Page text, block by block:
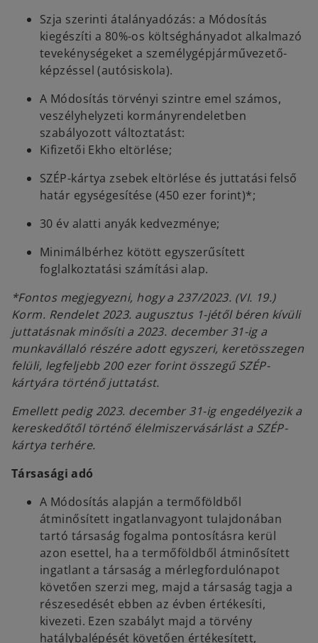
Szja szerinti átalányadózás: a Módosítás
kiegészíti a 80%-os költséghányadot alkalmazó
tevekénységeket a személygépjárművezető-
képzéssel (autósiskola).
A Módosítás törvényi szintre emel számos,
veszélyhelyzeti kormányrendeletben
szabályozott változtatást:
Kifizetői Ekho eltörlése;
SZÉP-kártya zsebek eltörlése és juttatási felső
határ egységesítése (450 ezer forint)*;
30 év alatti anyák kedvezménye;
Minimálbérhez kötött egyszerűsített
foglalkoztatási számítási alap.
*Fontos megjegyezni, hogy a 237/2023. (VI. 19.)
Korm. Rendelet 2023. augusztus 1-jétől béren kívüli
juttatásnak minősíti a 2023. december 31-ig a
munkavállaló részére adott egyszeri, keretösszegen
felüli, legfeljebb 200 ezer forint összegű SZÉP-
kártyára történő juttatást.
Emellett pedig 2023. december 31-ig engedélyezik a
kereskedőtől történő élelmiszervásárlást a SZÉP-
kártya terhére.
Társasági adó
A Módosítás alapján a termőföldből
átminősített ingatlanvagyont tulajdonában
tartó társaság fogalma pontosításra kerül
azon esettel, ha a termőföldből átminősített
ingatlant a társaság a mérlegfordulónapot
követően szerzi meg, majd a társaság tagja a
részesedését ebben az évben értékesíti,
kivezeti. Ezen szabályt majd a törvény
hatálybalépését követően értékesített,